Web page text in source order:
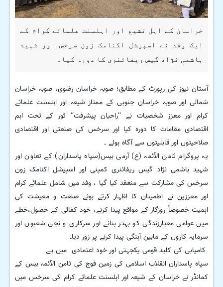
خراسان کے اہل تشیع اور اہلسنت علمائے کرام کے
ایک وفد نے اسپیشل اکنامک زون سرخس اور شہید
ہاشمی نژاد گیس ریفائنری کا دورہ کیا۔
آستان نیوز کی رپورٹ کے مطابق؛ صوبہ خراسان رضوی، صوبہ خراسان
شمالی اور صوبہ خراسان جنوبی کے ممتاز شیعہ اور اہلسنت علمائے
کرام اور معزز شخصیات نے ’’راحیان پیشرفت‘‘ ٹور کے تحت اہم
اقتصادی مقامات کا دورہ کیا اور سرخس کی صنعتی اور اقتصادی
صلاحیتوں اور قابلیتوں سے آگاہ ہوئے ۔
یہ پروگرام ثامن الآئمہ (ع) آرمی بیس(سپاہ پاسداران) کے تعاون اور
شہید ہاشمی نژاد گیس ریفائنری کمپنی اور اسپیشل اکنامک زون
سرخس کی مشارکت سے منعقد کیا گیا ، وفد میں شامل علمائے کرام
اور معززین نے اطمینان کا اظہار کرتے ہوئے صنعت و معیشت کی
اہمیت خصوصاً روزگار کے مواقع پیدا کرنے، خود کفائی کے حصول،خطے
میں عوامی معیارزندگی کو بہتر بنانے اور سرکاری و نجی شعبوں اور
سرمایہ کاروں کے مابین آہنگی پیدا کرنے پر زور دیا۔
کامیابی کی کلید قومی یکجہتی اور خود اعتمادی میں ہے
سپاہ پاسداران انقلاب اسلامی کی زمین فوج کی ثامن الآئمہ بیس کے
کمانڈر نے خراسان کے شیعہ اور اہلسنت علمائے کرام کی سرخس میں